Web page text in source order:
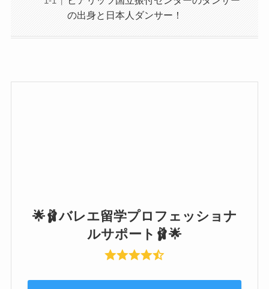
の出身と日本人ダンサー！
🌟🩰バレエ留学プロフェッショナ
ルサポート🩰🌟